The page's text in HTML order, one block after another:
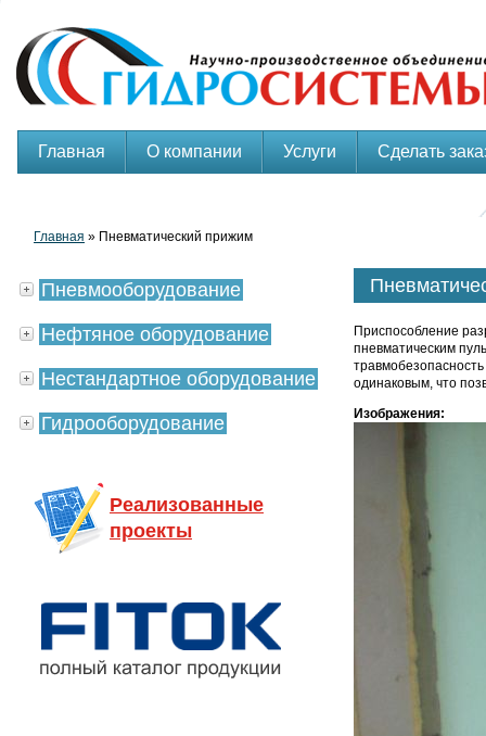
Главная О компании Услуги Сделать
Главная » Пневматический прижим
Приспособление
пневматическим
одинаковым, что
Изображения:
Пневмооборудование
Нефтяное оборудование
Нестандартное оборудование
Гидрооборудование
Реализованные
проекты